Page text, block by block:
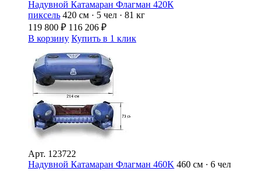
Надувной Катамаран Флагман 420К
пиксель 420 см · 5 чел · 81 кг
119 800 ₽ 116 206 ₽
В корзину Купить в 1 клик
Арт. 123722
Надувной Катамаран Флагман 460K 460 см · 6 чел